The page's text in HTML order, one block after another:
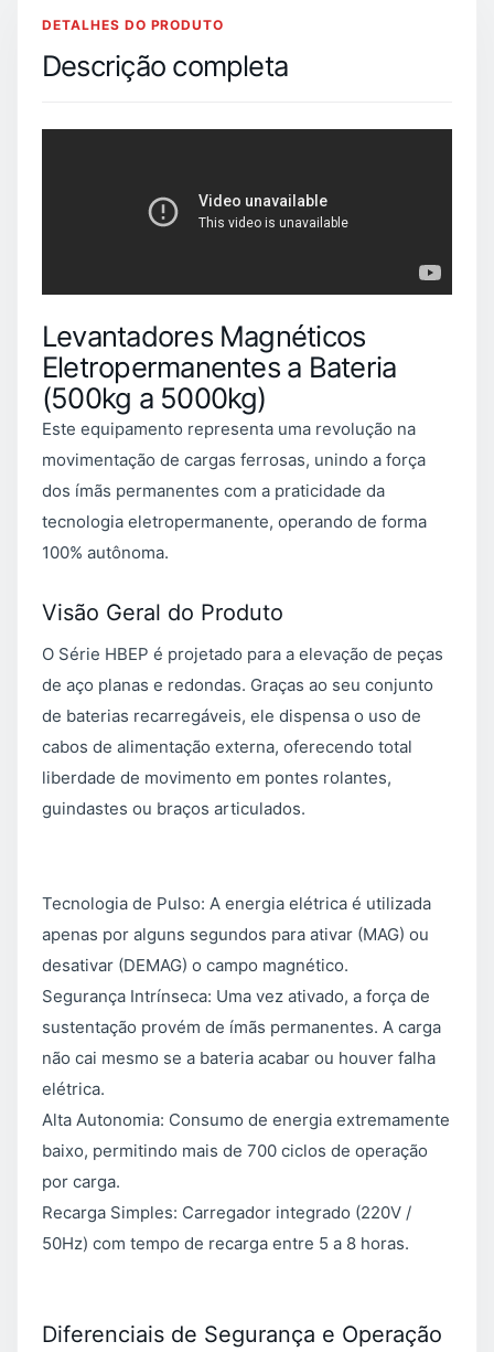
DETALHES DO PRODUTO
Descrição completa
Levantadores Magnéticos
Eletropermanentes a Bateria
(500kg a 5000kg)
Este equipamento representa uma revolução na
movimentação de cargas ferrosas, unindo a força
dos ímãs permanentes com a praticidade da
tecnologia eletropermanente, operando de forma
100% autônoma.
Visão Geral do Produto
O Série HBEP é projetado para a elevação de peças
de aço planas e redondas. Graças ao seu conjunto
de baterias recarregáveis, ele dispensa o uso de
cabos de alimentação externa, oferecendo total
liberdade de movimento em pontes rolantes,
guindastes ou braços articulados.
Tecnologia de Pulso: A energia elétrica é utilizada
apenas por alguns segundos para ativar (MAG) ou
desativar (DEMAG) o campo magnético.
Segurança Intrínseca: Uma vez ativado, a força de
sustentação provém de ímãs permanentes. A carga
não cai mesmo se a bateria acabar ou houver falha
elétrica.
Alta Autonomia: Consumo de energia extremamente
baixo, permitindo mais de 700 ciclos de operação
por carga.
Recarga Simples: Carregador integrado (220V /
50Hz) com tempo de recarga entre 5 a 8 horas.
Diferenciais de Segurança e Operação